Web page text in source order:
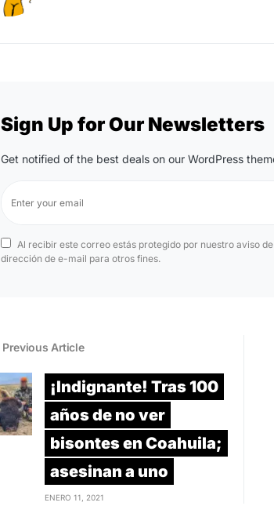
Sign Up for Our Newsletters
Get notified of the best deals on our WordPress
Al recibir este correo estás protegido por nuestro aviso
dirección de e-mail para otros fines.
Previous Article
¡Indignante! Tras 100
años de no ver
bisontes en Coahuila;
asesinan a uno
ENERO 11, 2021